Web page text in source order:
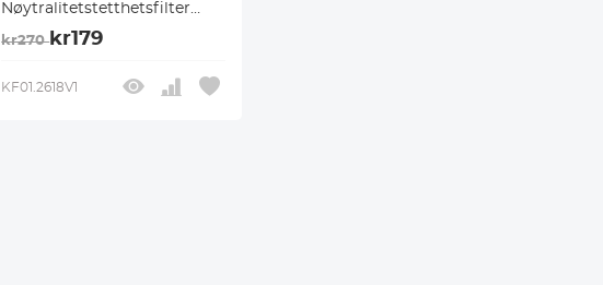
Nøytralitetstetthetsfilter
Solfilter for Solformørkelse
DSLR-Kameraer i Nano-K
kr270 kr179
KF01.2618V1